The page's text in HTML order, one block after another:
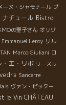
ーヌ・シャモナール ブ
ナチュール Bistro
ＭОの聖子さん オリゾ
Emmanuel Leroy サル
Marco Giuliani ロ
・エ・リボ リースリ
Sancerre
ヴァン・ピックー
le Vin CHÂTEAU